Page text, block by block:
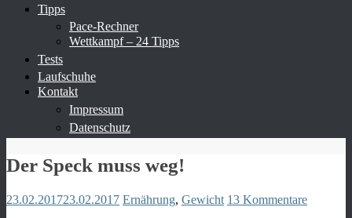
Tipps
Pace-Rechner
Wettkampf – 24 Tipps
Tests
Laufschuhe
Kontakt
Impressum
Datenschutz
Der Speck muss weg!
23.02.201723.02.2017 Ernährung, Gewicht 13 Kommentare